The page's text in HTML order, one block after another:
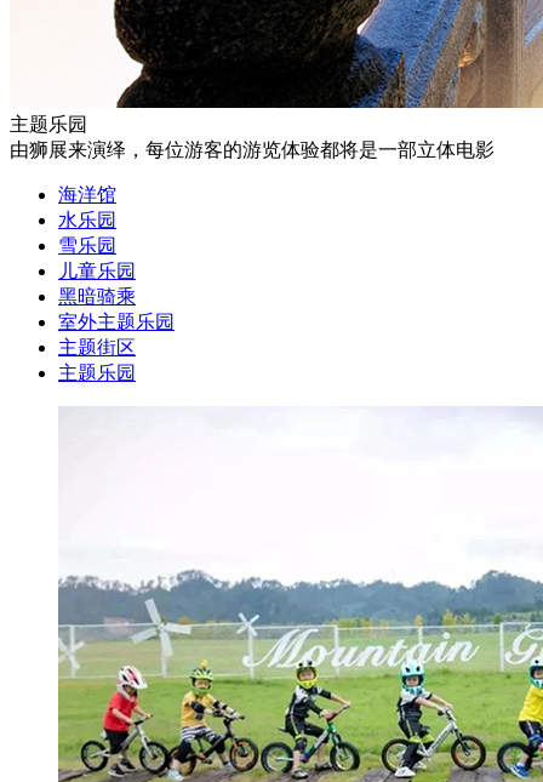
主题乐园
由狮展来演绎，每位游客的游览体验都将是一部立体电影
海洋馆
水乐园
雪乐园
儿童乐园
黑暗骑乘
室外主题乐园
主题街区
主题乐园